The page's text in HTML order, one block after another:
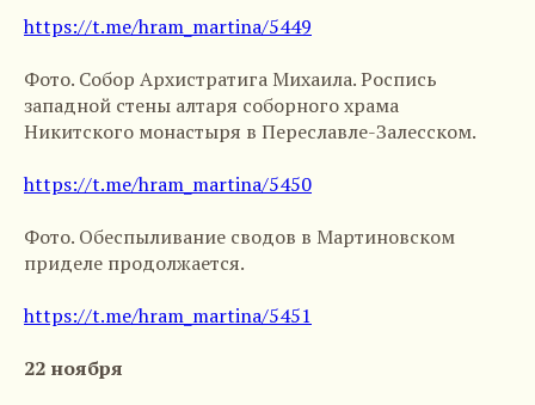
https://t.me/hram_martina/5449
Фото. Собор Архистратига Михаила. Роспись
западной стены алтаря соборного храма
Никитского монастыря в Переславле-Залесском.
https://t.me/hram_martina/5450
Фото. Обеспыливание сводов в Мартиновском
приделе продолжается.
https://t.me/hram_martina/5451
22 ноября